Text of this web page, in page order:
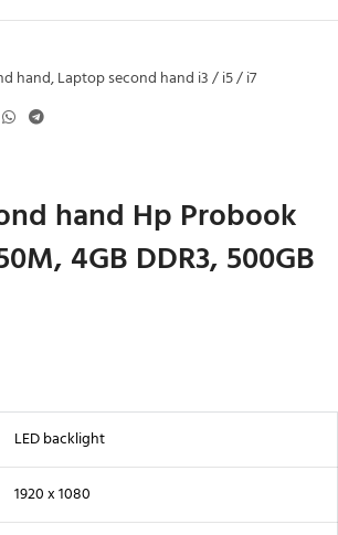
hand,Laptop second hand i3 / i5 / i7
hand Hp Probook
4GB DDR3, 500GB
LED backlight
1920 x 1080